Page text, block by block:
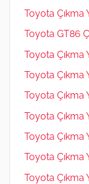
Toyota Çıkma
Toyota GT86
Toyota Çıkma
Toyota Çıkma
Toyota Çıkma
Toyota Çıkma
Toyota Çıkma
Toyota Çıkma
Toyota Çıkma